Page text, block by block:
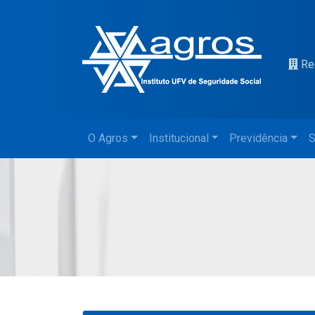
O Agros Institucional Previdência